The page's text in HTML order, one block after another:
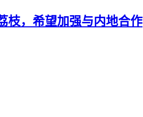
枝，希望加强与内地合作